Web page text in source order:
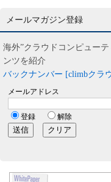
メールマガジン登録
海外”クラウドコンピュー
ンツを紹介
バックナンバー [climbクラ